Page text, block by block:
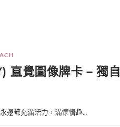
覺圖像牌卡 – 獨自
遠都充滿活力，滿懷情趣...